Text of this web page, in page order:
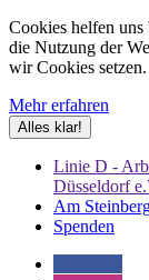
Cookies helfen uns
die Nutzung der
wir Cookies setzen.
Mehr erfahren
Alles klar!
Linie D -
Düsseldorf
Am
Spenden